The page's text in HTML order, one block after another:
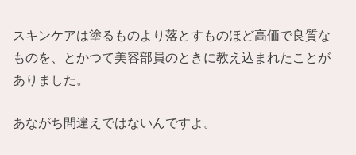
スキンケアは塗るものより落とすものほど高価で良質な
ものを、とかつて美容部員のときに教え込まれたことが
ありました。
あながち間違えではないんですよ。